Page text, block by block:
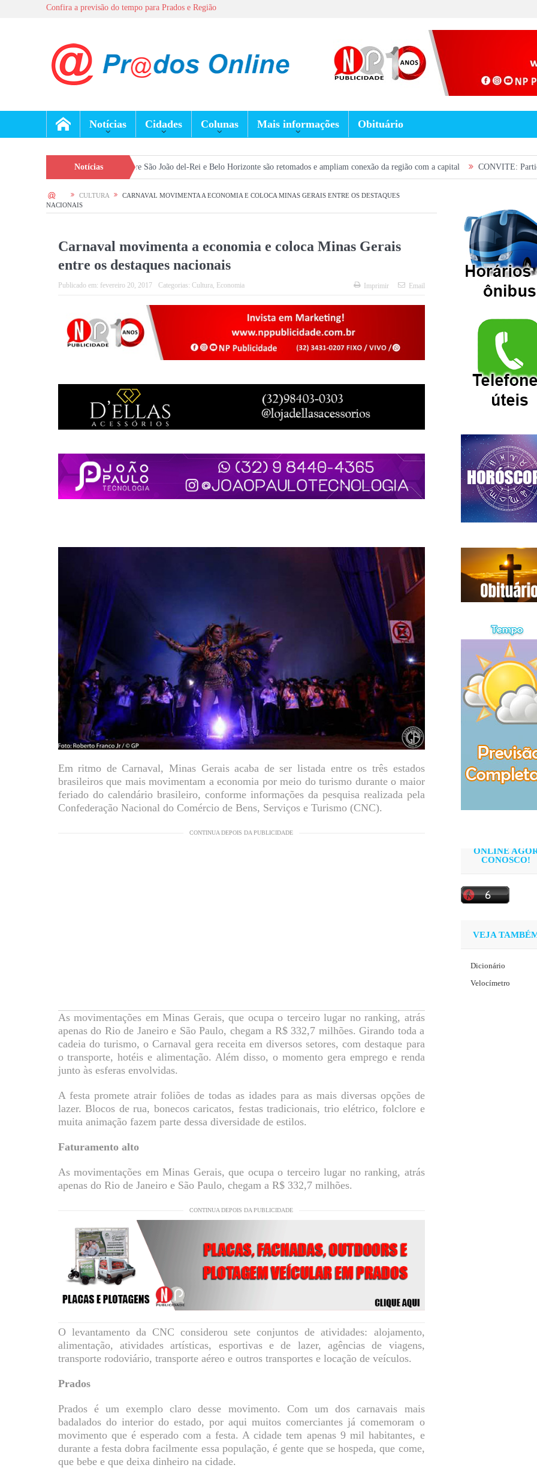
Confira a previsão do tempo para Prados e Região
Notícias Cidades Colunas Mais informações Obituário
Notícias
Voos entre São João del-Rei e Belo Horizonte são retomados e ampliam conexão da região com a capital CONVITE: Participe da Plenária
HOME CULTURA
CARNAVAL MOVIMENTA A ECONOMIA E COLOCA MINAS GERAIS ENTRE OS DESTAQUES
NACIONAIS
Carnaval movimenta a economia e coloca Minas Gerais
entre os destaques nacionais
Publicado em: fevereiro 20, 2017 Categorias: Cultura, Economia Imprimir Email
Em ritmo de Carnaval, Minas Gerais acaba de ser listada entre os três estados
brasileiros que mais movimentam a economia por meio do turismo durante o maior
feriado do calendário brasileiro, conforme informações da pesquisa realizada pela
Confederação Nacional do Comércio de Bens, Serviços e Turismo (CNC).
CONTINUA DEPOIS DA PUBLICIDADE
As movimentações em Minas Gerais, que ocupa o terceiro lugar no ranking, atrás
apenas do Rio de Janeiro e São Paulo, chegam a R$ 332,7 milhões. Girando toda a
cadeia do turismo, o Carnaval gera receita em diversos setores, com destaque para
o transporte, hotéis e alimentação. Além disso, o momento gera emprego e renda
junto às esferas envolvidas.
A festa promete atrair foliões de todas as idades para as mais diversas opções de
lazer. Blocos de rua, bonecos caricatos, festas tradicionais, trio elétrico, folclore e
muita animação fazem parte dessa diversidade de estilos.
Faturamento alto
As movimentações em Minas Gerais, que ocupa o terceiro lugar no ranking, atrás
apenas do Rio de Janeiro e São Paulo, chegam a R$ 332,7 milhões.
CONTINUA DEPOIS DA PUBLICIDADE
O levantamento da CNC considerou sete conjuntos de atividades: alojamento,
alimentação, atividades artísticas, esportivas e de lazer, agências de viagens,
transporte rodoviário, transporte aéreo e outros transportes e locação de veículos.
Prados
Prados é um exemplo claro desse movimento. Com um dos carnavais mais
badalados do interior do estado, por aqui muitos comerciantes já comemoram o
movimento que é esperado com a festa. A cidade tem apenas 9 mil habitantes, e
durante a festa dobra facilmente essa população, é gente que se hospeda, que come,
que bebe e que deixa dinheiro na cidade.
ONLINE
CONOSCO!
VEJA
Dicionário
Velocímetro